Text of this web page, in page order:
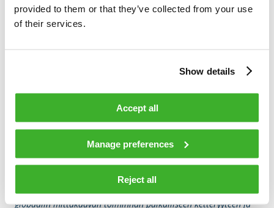
provided to them or that they’ve collected from your use
of their services.
Show details
Accept all
Manage preferences
Reject all
Huippuosaamista lähellä asiakkaita
Telesten toimitusketju pohjautuu standardoituihin
monistettavissa EMS-kumppaneiden tuotantolaitoksiin, mikä
omaa tuotantoa lähellä asiakkaita.
Esa Korolainen, Telesten operatiivinen johtaja, toteaa:
”Teleste on toimittanut vuosien varrella satojatuhansia
korkealaatuisia verkkotuotteita ensiluokkaisen
globaalin mittakaavan toiminnan paikalliseen ketteryyteen ja